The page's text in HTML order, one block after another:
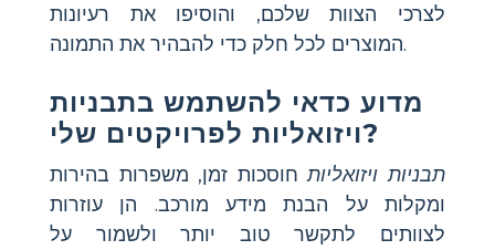
לצרכי הצוות שלכם, והוסיפו את רעיונות
המוצרים לכל חלק כדי להבהיר את התמונה.
מדוע כדאי להשתמש בתבניות
ויזואליות לפרויקטים שלי?
תבניות ויזואליותחוסכות זמן, משפרות בהירות
ומקלות על הבנת מידע מורכב. הן עוזרות
לצוותים לתקשר טוב יותר ולשמור על